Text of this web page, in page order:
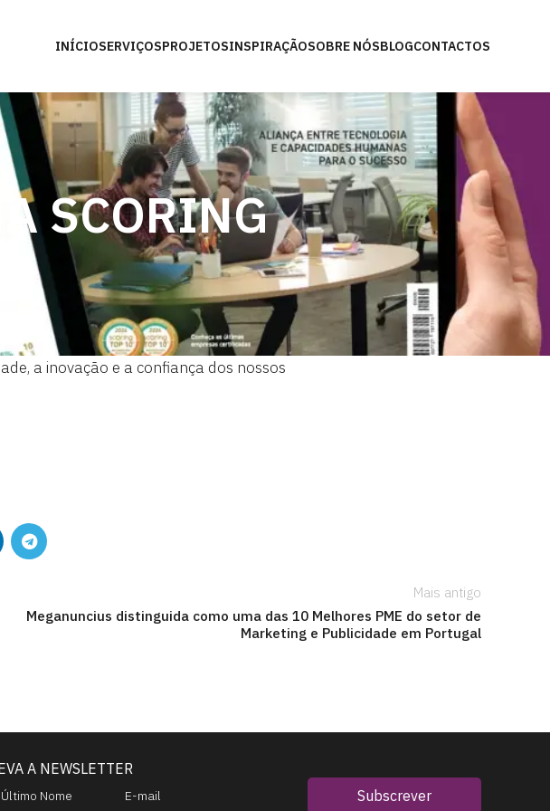
INÍCIOSERVIÇOSPROJETOSINSPIRAÇÃOSOBRE NÓSBLOGCONTACTOS
SCORING
a inovação e a confiança dos nossos
Mais antigo
Meganuncius distinguida como uma das 10 Melhores PME do setor de
Marketing e Publicidade em Portugal
A NEWSLETTER
Subscrever